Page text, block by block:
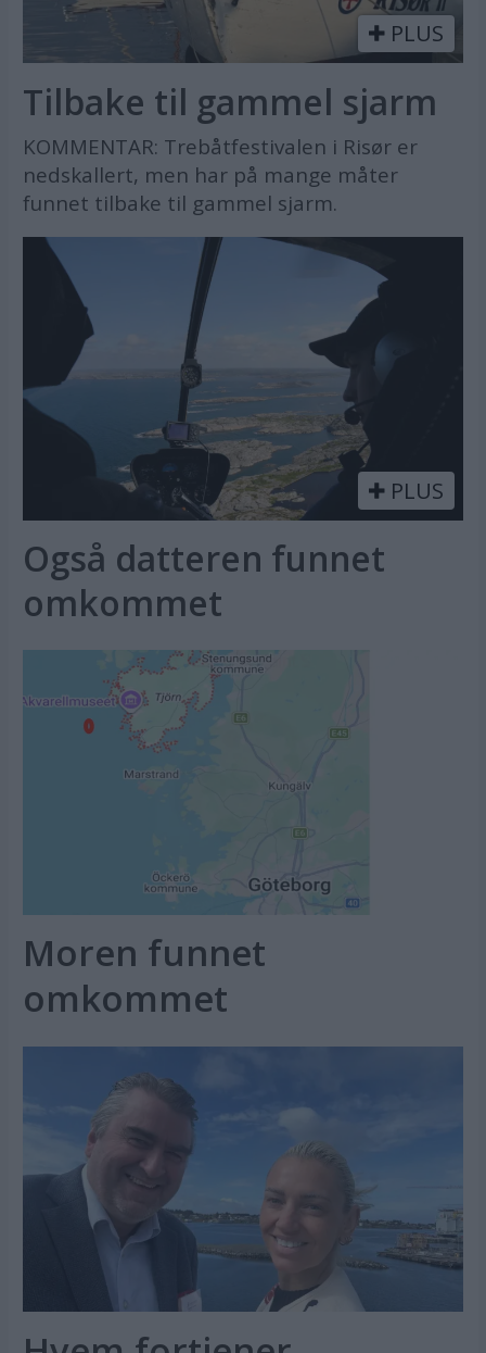
PLUS
Tilbake til gammel sjarm
KOMMENTAR: Trebåtfestivalen i Risør er
nedskallert, men har på mange måter
funnet tilbake til gammel sjarm.
PLUS
Også datteren funnet
omkommet
Moren funnet
omkommet